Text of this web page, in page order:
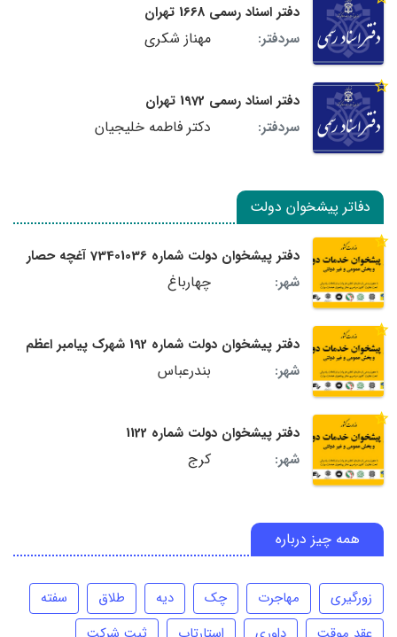
دفتر اسناد رسمی 1668 تهران
سردفتر:
مهناز شکری
دفتر اسناد رسمی 1972 تهران
سردفتر:
دکتر فاطمه خلیجیان
دفاتر پیشخوان دولت
دفتر پیشخوان دولت شماره 73401036 آغچه حصار
شهر:
چهارباغ
دفتر پیشخوان دولت شماره 192 شهرک پیامبر اعظم
شهر:
بندرعباس
دفتر پیشخوان دولت شماره 1122
شهر:
کرج
همه چیز درباره
زورگیری مهاجرت چک دیه طلاق
سفته